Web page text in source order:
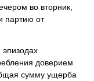
во вторник,
партию от
доверием
сумму ущерба